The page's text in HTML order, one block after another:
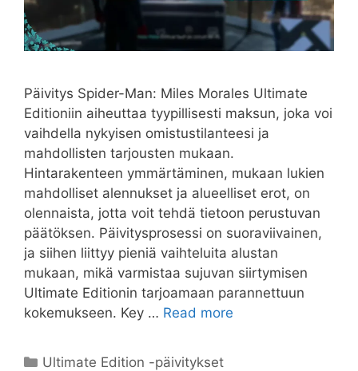
Päivitys Spider-Man: Miles Morales Ultimate
Editioniin aiheuttaa tyypillisesti maksun, joka voi
vaihdella nykyisen omistustilanteesi ja
mahdollisten tarjousten mukaan.
Hintarakenteen ymmärtäminen, mukaan lukien
mahdolliset alennukset ja alueelliset erot, on
olennaista, jotta voit tehdä tietoon perustuvan
päätöksen. Päivitysprosessi on suoraviivainen,
ja siihen liittyy pieniä vaihteluita alustan
mukaan, mikä varmistaa sujuvan siirtymisen
Ultimate Editionin tarjoamaan parannettuun
kokemukseen. Key … Read more
Categories
Ultimate Edition -päivitykset